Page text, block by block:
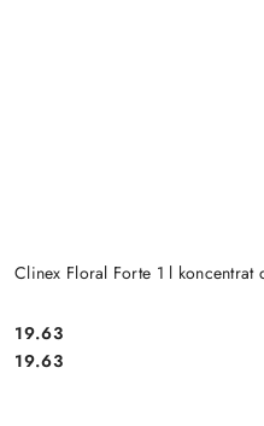
Clinex Floral Forte 1 l koncentrat
Cena:
19.63
Cena:
19.63